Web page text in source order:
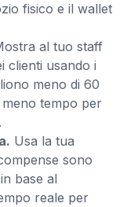
fisico e il wallet
al tuo staff
clienti usando i
meno di 60
tempo per
Usa la tua
sono
base al
reale per